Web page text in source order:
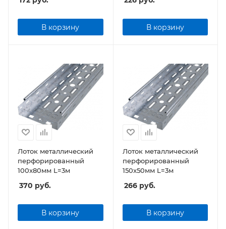
В корзину В корзину
Лоток металлический
перфорированный
100x80мм L=3м
370 руб.
В корзину
Лоток металлический
перфорированный
150x50мм L=3м
266руб.
В корзину